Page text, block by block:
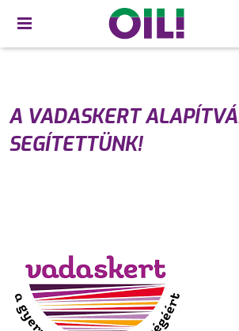
A VADASKERT
SEGÍTETTÜNK!